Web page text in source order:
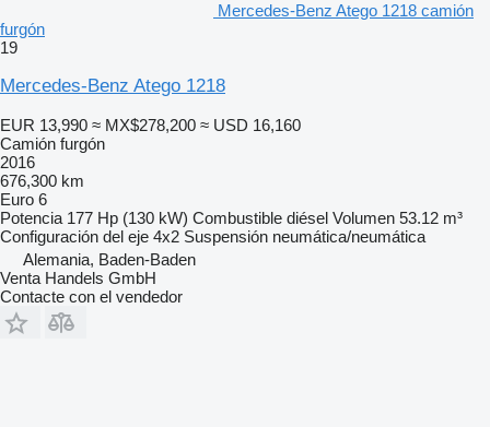
Mercedes-Benz Atego 1218 camión
furgón
19
Mercedes-Benz Atego 1218
EUR 13,990 ≈ MX$278,200 ≈ USD 16,160
Camión furgón
2016
676,300 km
Euro 6
Potencia 177 Hp (130 kW) Combustible diésel Volumen 53.12 m³
Configuración del eje 4x2 Suspensión neumática/neumática
Alemania, Baden-Baden
Venta Handels GmbH
Contacte con el vendedor